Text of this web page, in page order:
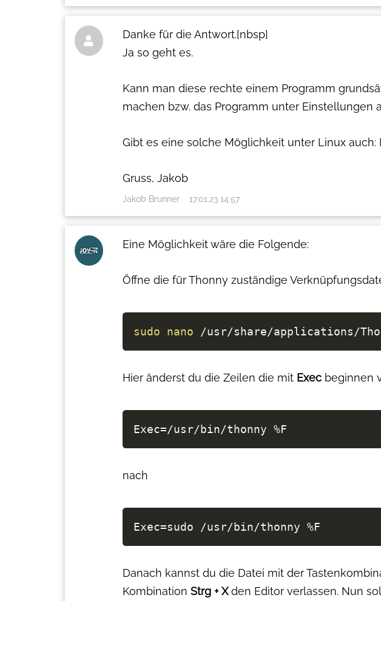

Danke für die Antwort.[nbsp]
Ja so geht es.
Kann man diese rechte einem Programm
machen bzw. das Programm unter Einstellungen
Gibt es eine solche Möglichkeit unter Linux
Gruss, Jakob
Jakob Brunner 17.01.23 14:57
Eine Möglichkeit wäre die Folgende:
Öffne die für Thonny zuständige
sudo nano /usr/share/applications/
Hier änderst du die Zeilen die mit Execbeginnen
Exec=
nach
Exec=sudo /usr/bin/thonny %F
Danach kannst du die Datei mit der
Kombination Strg + Xden Editor verlassen. Nun